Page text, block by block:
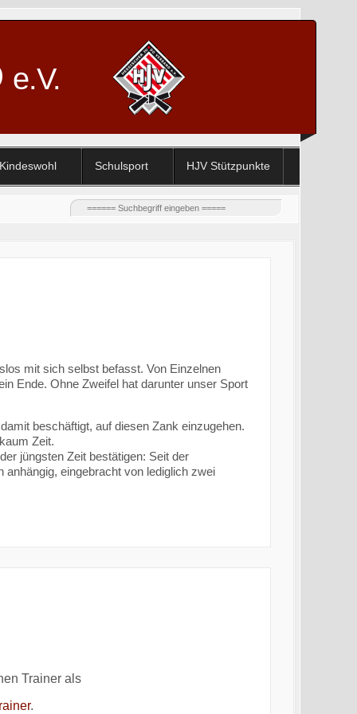
e.V.
Kindeswohl Schulsport HJV Stützpunkte
mit sich selbst befasst. Von Einzelnen
Ende. Ohne Zweifel hat darunter unser Sport
beschäftigt, auf diesen Zank einzugehen.
Zeit.
jüngsten Zeit bestätigen: Seit der
eingebracht von lediglich zwei
Trainer als
.